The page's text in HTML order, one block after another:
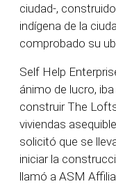
ciudad-,
indígena de la
comprobado su
Self Help
ánimo de lucro,
construir The
viviendas
solicitó que se
iniciar la
llamó a ASM